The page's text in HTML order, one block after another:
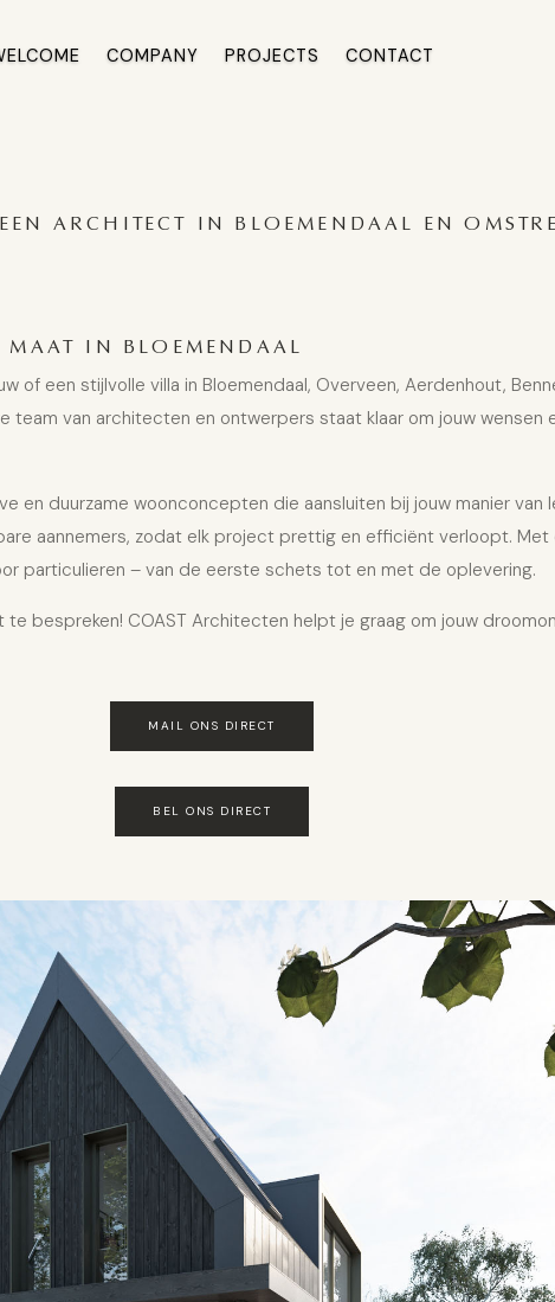
COMPANY PROJECTS CONTACT
ARCHITECT IN BLOEMENDAAL EN
MAAT IN BLOEMENDAAL
of een stijlvolle villa in Bloemendaal, Overveen, Aerdenhout,
team van architecten en ontwerpers staat klaar om jouw wensen
en duurzame woonconcepten die aansluiten bij jouw manier van
aannemers, zodat elk project prettig en efficiënt verloopt. Met
particulieren – van de eerste schets tot en met de oplevering.
bespreken! COAST Architecten helpt je graag om jouw
MAIL ONS DIRECT
BEL ONS DIRECT